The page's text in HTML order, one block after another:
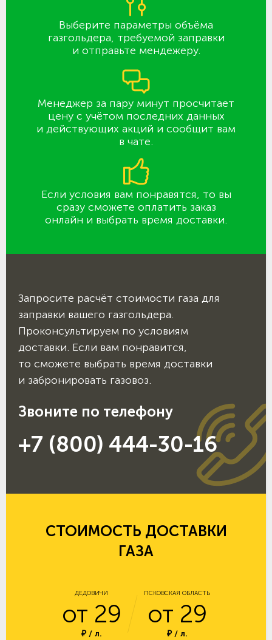
Выберите параметры объёма
газгольдера, требуемой заправки
и отправьте мендежеру.
Менеджер за пару минут просчитает
цену с учётом последних данных
и действующих акций и сообщит вам
в чате.
Если условия вам понравятся, то вы
сразу сможете оплатить заказ
онлайн и выбрать время доставки.
Запросите расчёт стоимости газа для
заправки вашего газгольдера.
Проконсультируем по условиям
доставки. Если вам понравится,
то сможете выбрать время доставки
и забронировать газовоз.
Звоните по телефону
+7 (800) 444-30-16
СТОИМОСТЬ ДОСТАВКИ
ГАЗА
ДЕДОВИЧИ
от 29
₽ / л.
ПСКОВСКАЯ ОБЛАСТЬ
от 29
₽ / л.